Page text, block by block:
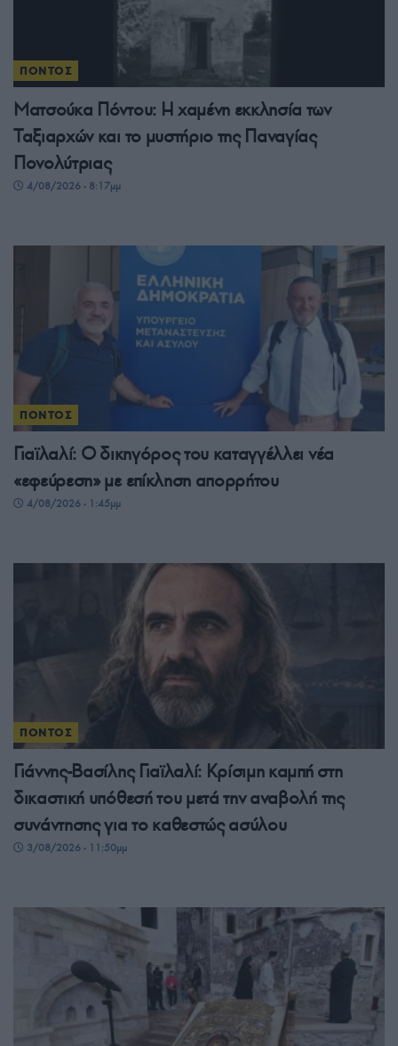
ΠΟΝΤΟΣ
Ματσούκα Πόντου: Η χαμένη εκκλησία των
Ταξιαρχών και το μυστήριο της Παναγίας
Πονολύτριας
4/08/2026 - 8:17μμ
ΠΟΝΤΟΣ
Γιαϊλαλί: Ο δικηγόρος του καταγγέλλει νέα
«εφεύρεση» με επίκληση απορρήτου
4/08/2026 - 1:45μμ
ΠΟΝΤΟΣ
Γιάννης-Βασίλης Γιαϊλαλί: Κρίσιμη καμπή στη
δικαστική υπόθεσή του μετά την αναβολή της
συνάντησης για το καθεστώς ασύλου
3/08/2026 - 11:50μμ